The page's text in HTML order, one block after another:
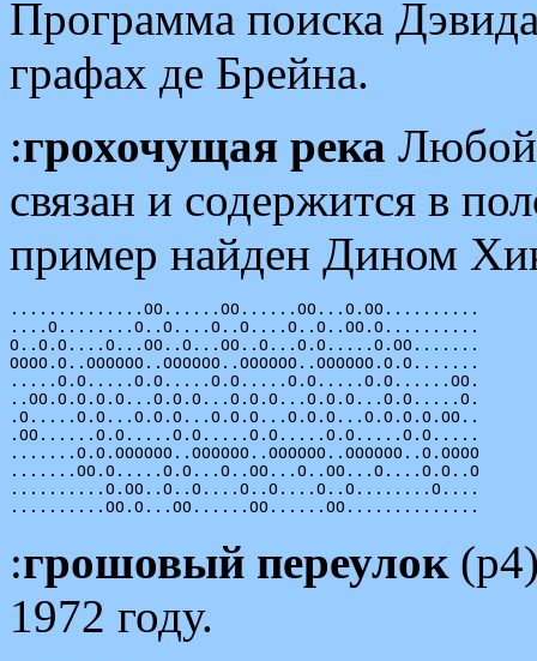
Программа поиска
графах де Брейна.
:грохочущая река
связан и содержится в
пример найден Дином
..............OO......OO......OO...O.OO..........
....O........O..O....O..O....O..O..OO.O..........
O..O.O....O...OO..O...OO..O...O.O.....O.OO.......
OOOO.O..OOOOOO..OOOOOO..OOOOOO..OOOOOO.O.O.......
.....O.O.....O.O.....O.O.....O.O.....O.O......OO.
..OO.O.O.O.O...O.O.O...O.O.O...O.O.O...O.O.....O.
.O.....O.O...O.O.O...O.O.O...O.O.O...O.O.O.O.OO..
.OO......O.O.....O.O.....O.O.....O.O.....O.O.....
.......O.O.OOOOOO..OOOOOO..OOOOOO..OOOOOO..O.OOOO
.......OO.O.....O.O...O..OO...O..OO...O....O.O..O
..........O.OO..O..O....O..O....O..O........O....
:грошовый переулок
1972 году.